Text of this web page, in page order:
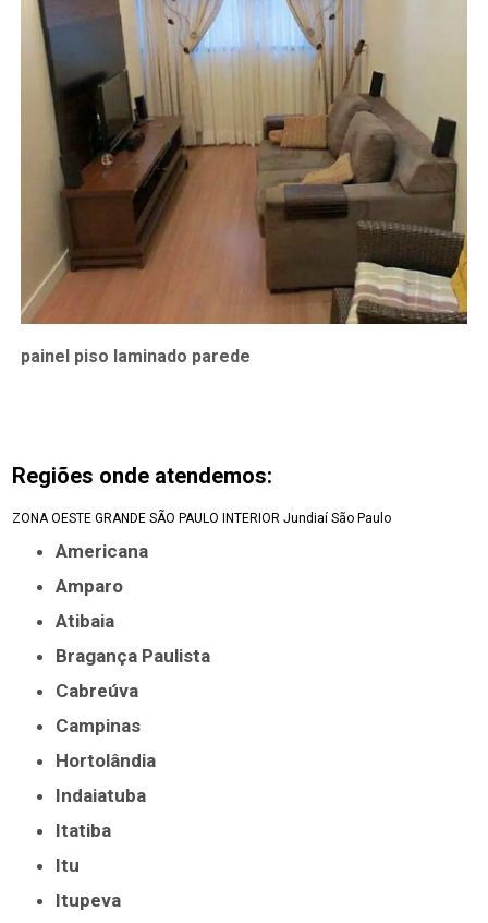
painel piso laminado parede
Regiões onde atendemos:
ZONA OESTE GRANDE SÃO PAULO INTERIOR Jundiaí São Paulo
Americana
Amparo
Atibaia
Bragança Paulista
Cabreúva
Campinas
Hortolândia
Indaiatuba
Itatiba
Itu
Itupeva